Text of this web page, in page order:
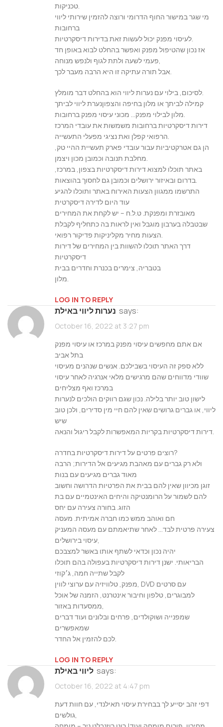
טכניקות.
מי שגר במישור החוף הדרומי ורוצה להזמין שירותי ליווי
ברחובות
לעיסוי מפנק יכול לעשות זאת בדירות דיסקרטיות.
אז נכון שהטיפול מפנק ואפשר בהחלט לבוא באופן חד
פעמי לשעה ולתת לגוף ולנפש מנוחה,
אבל תורה עתיקה זו היא הרבה מעבר לכך.
לסיכום, בילוי עם נערות ליווי הוא בהחלט דבר מומלץ.
קמילה לביתך או מלון בחיפה והצפוןנערת ליווי לביתך
מלון לבילוי מפנק… מכוני עיסוי מפנק ברחובות.
דירות דיסקרטיות ברחובות משמשות את עובדי המרכז
הרפואי קפלן ואת נציגי מפעלי התעשייה.
הן גם אטרקטיביות עבור עובדי פארק תעשיית ההיי טק,
מחלבת תנובה וכמובן מכון ויצמן.
באתר תוכלו למצוא דירות דיסקרטיות בצפון, במרכז,
בדרום ובאיזור ירושלים וכמובן גם לחסוך בהוצאות.
התרשמו ממגוון הצעות האירוח באתר ותוכלו להגיע
עוד היום לדירה דיסקרטית
מאובזרת ומפנקת. ט.ל.ח – יש לקחת את המחירים
שבטבלה בערבון מוגבל ואין לראות בה כתחליף לקבלת
הצעות מחיר מקליניקות פדיקור רפואי.
דרך האתר תוכלו להשוות בין המחירים של דירות
דיסקרטיות
בטבריה, צימרים בכנרת וחדרים בבית
מלון.
LOG IN TO REPLY
נערות ליווי באילת says:
October 16, 2022 at 3:27 pm
אם אתם מחפשים עיסוי מפנק במרכז או עיסוי מפנק
בתל אביב
ללא ספק זה העיסוי בשבילכם. אנשים שנהנים מעיסוי
שוודי מדווחים שהם מרגישים מלאי אנרגיה לאחר עיסוי
במרכז ואף מצליחים
לישון טוב יותר בלילה. נכון שגם רווקים הולכים לנערות
ליווי, או גברים גרושים שאין להם חיי מין סדירים, ולכן טוב
שיש
דירות דיסקרטיות בקריות המאפשרות לקבל ריגול והנאה.
רוצים פרטים על דירות דיסקרטיות בחדרה?
ולא רק גברים עם מאהבת מגיעים אל הדירות; הרבה
מאוד גברים מגיעים עם בנות
זוגן מכיוון שאין להם בבית את הפרטיות הדרושה וחשוב
להם לשמור על הרומנטיקה והיחים האינטמיים עם בת
הזוג. בחורה צעירה עם יחס
חם ואוהב ממש כמו חברה אמיתית. מעסה
צעירה פרטית לבד… לאחר שתיאמתם עם מעסה המעניק
עיסוי בירושלים,
יהיה נכון וכדאי לשתף אותו באשר למצבכם
הבריאותי. ישנן דירות דיסקרטיות בעפולה בהם תוכלו
לקבל שתייה חמה, ג׳קוזי
מפנק, טלוויזיה עם ערוצי לווין, DVD עם סרטים
למבוגרים, טלפון וחיבור אינטרנט, הזמנה של אוכל
ממסעדות באזור,
שמפנייה ושוקולדים, פרחים ובלונים ועוד דברים
שמאפשרים
לכם להזמין אל החדר.
LOG IN TO REPLY
ליווי באילת says:
October 16, 2022 at 4:47 pm
דפי זהב יסייע לך בבחירת עיסוי תאילנדי, עם חוות דעת
גולשים,